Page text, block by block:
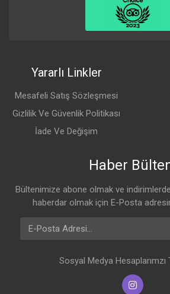
Yararlı Linkler
Mesafeli Satış Sözleşmesi
Gizlilik Ve Güvenlik Politikası
İade Ve Değişim
Haber
Bültenimize abone olmak ve
haberdar olmak için E-Posta
E-Posta Adresi
Sosyal Medya Hesaplarımzı